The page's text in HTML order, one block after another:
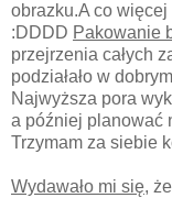
obrazku.A co
:DDDD Pakowanie
przejrzenia całych
podziałało w
Najwyższa pora
a później planować
Trzymam za siebie
Wydawało mi się,